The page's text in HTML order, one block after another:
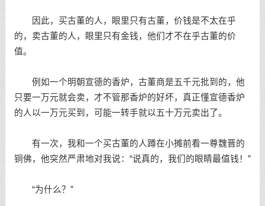
因此，买古董的人，眼里只有古董，价钱是不太在乎
的，卖古董的人，眼里只有金钱，他们才不在乎古董的价
值。
例如一个明朝宣德的香炉，古董商是五千元批到的，他
只要一万元就会卖，才不管那香炉的好坏，真正懂宣德香炉
的人以一万元买到，可能一转手就以五十万元卖出了。
有一次，我和一个买古董的人蹲在小摊前看一尊魏晋的
铜佛，他突然严肃地对我说：“说真的，我们的眼睛最值钱！”
“为什么？”